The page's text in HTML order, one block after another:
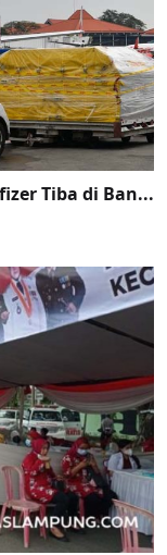
Tiba di Ban...